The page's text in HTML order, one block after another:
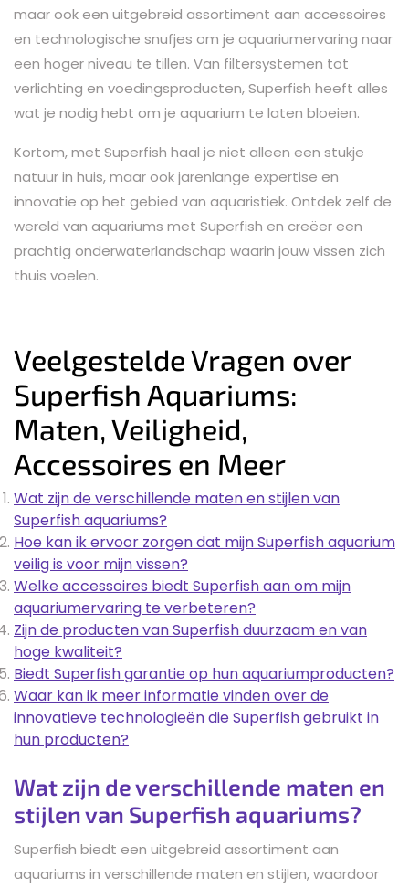
maar ook een uitgebreid assortiment aan accessoires
en technologische snufjes om je aquariumervaring naar
een hoger niveau te tillen. Van filtersystemen tot
verlichting en voedingsproducten, Superfish heeft alles
wat je nodig hebt om je aquarium te laten bloeien.
Kortom, met Superfish haal je niet alleen een stukje
natuur in huis, maar ook jarenlange expertise en
innovatie op het gebied van aquaristiek. Ontdek zelf de
wereld van aquariums met Superfish en creëer een
prachtig onderwaterlandschap waarin jouw vissen zich
thuis voelen.
Veelgestelde Vragen over
Superfish Aquariums:
Maten, Veiligheid,
Accessoires en Meer
Wat zijn de verschillende maten en stijlen van
Superfish aquariums?
Hoe kan ik ervoor zorgen dat mijn Superfish aquarium
veilig is voor mijn vissen?
Welke accessoires biedt Superfish aan om mijn
aquariumervaring te verbeteren?
Zijn de producten van Superfish duurzaam en van
hoge kwaliteit?
Biedt Superfish garantie op hun aquariumproducten?
Waar kan ik meer informatie vinden over de
innovatieve technologieën die Superfish gebruikt in
hun producten?
Wat zijn de verschillende maten en
stijlen van Superfish aquariums?
Superfish biedt een uitgebreid assortiment aan
aquariums in verschillende maten en stijlen, waardoor